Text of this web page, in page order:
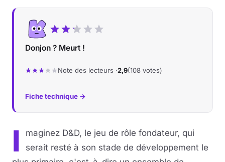
Donjon ? Meurt !
Note des lecteurs ·2,9(108 votes)
Fiche technique →
I
maginez D&D, le jeu de rôle fondateur, qui
serait resté à son stade de développement le